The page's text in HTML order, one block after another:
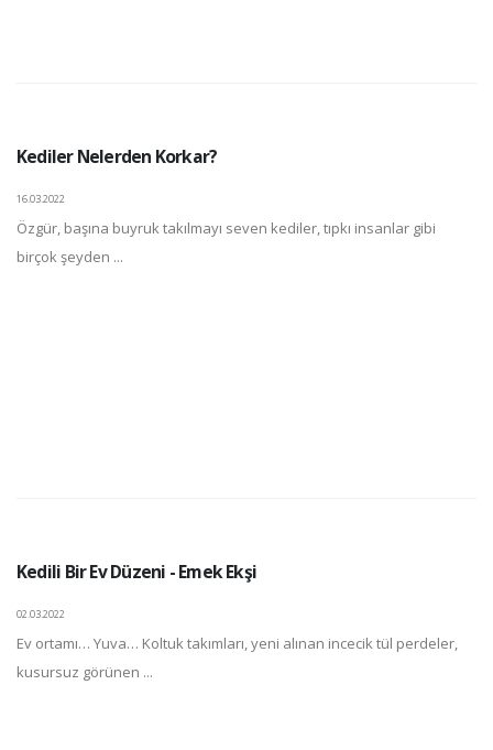
Kediler Nelerden Korkar?
16.03.2022
Özgür, başına buyruk takılmayı seven kediler, tıpkı insanlar gibi
birçok şeyden ...
Kedili Bir Ev Düzeni - Emek Ekşi
02.03.2022
Ev ortamı… Yuva… Koltuk takımları, yeni alınan incecik tül perdeler,
kusursuz görünen ...